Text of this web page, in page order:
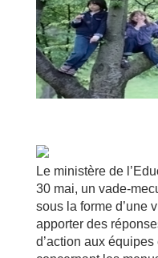
Le ministère de
30 mai, un vade-
sous la forme d’une
apporter des
d’action aux